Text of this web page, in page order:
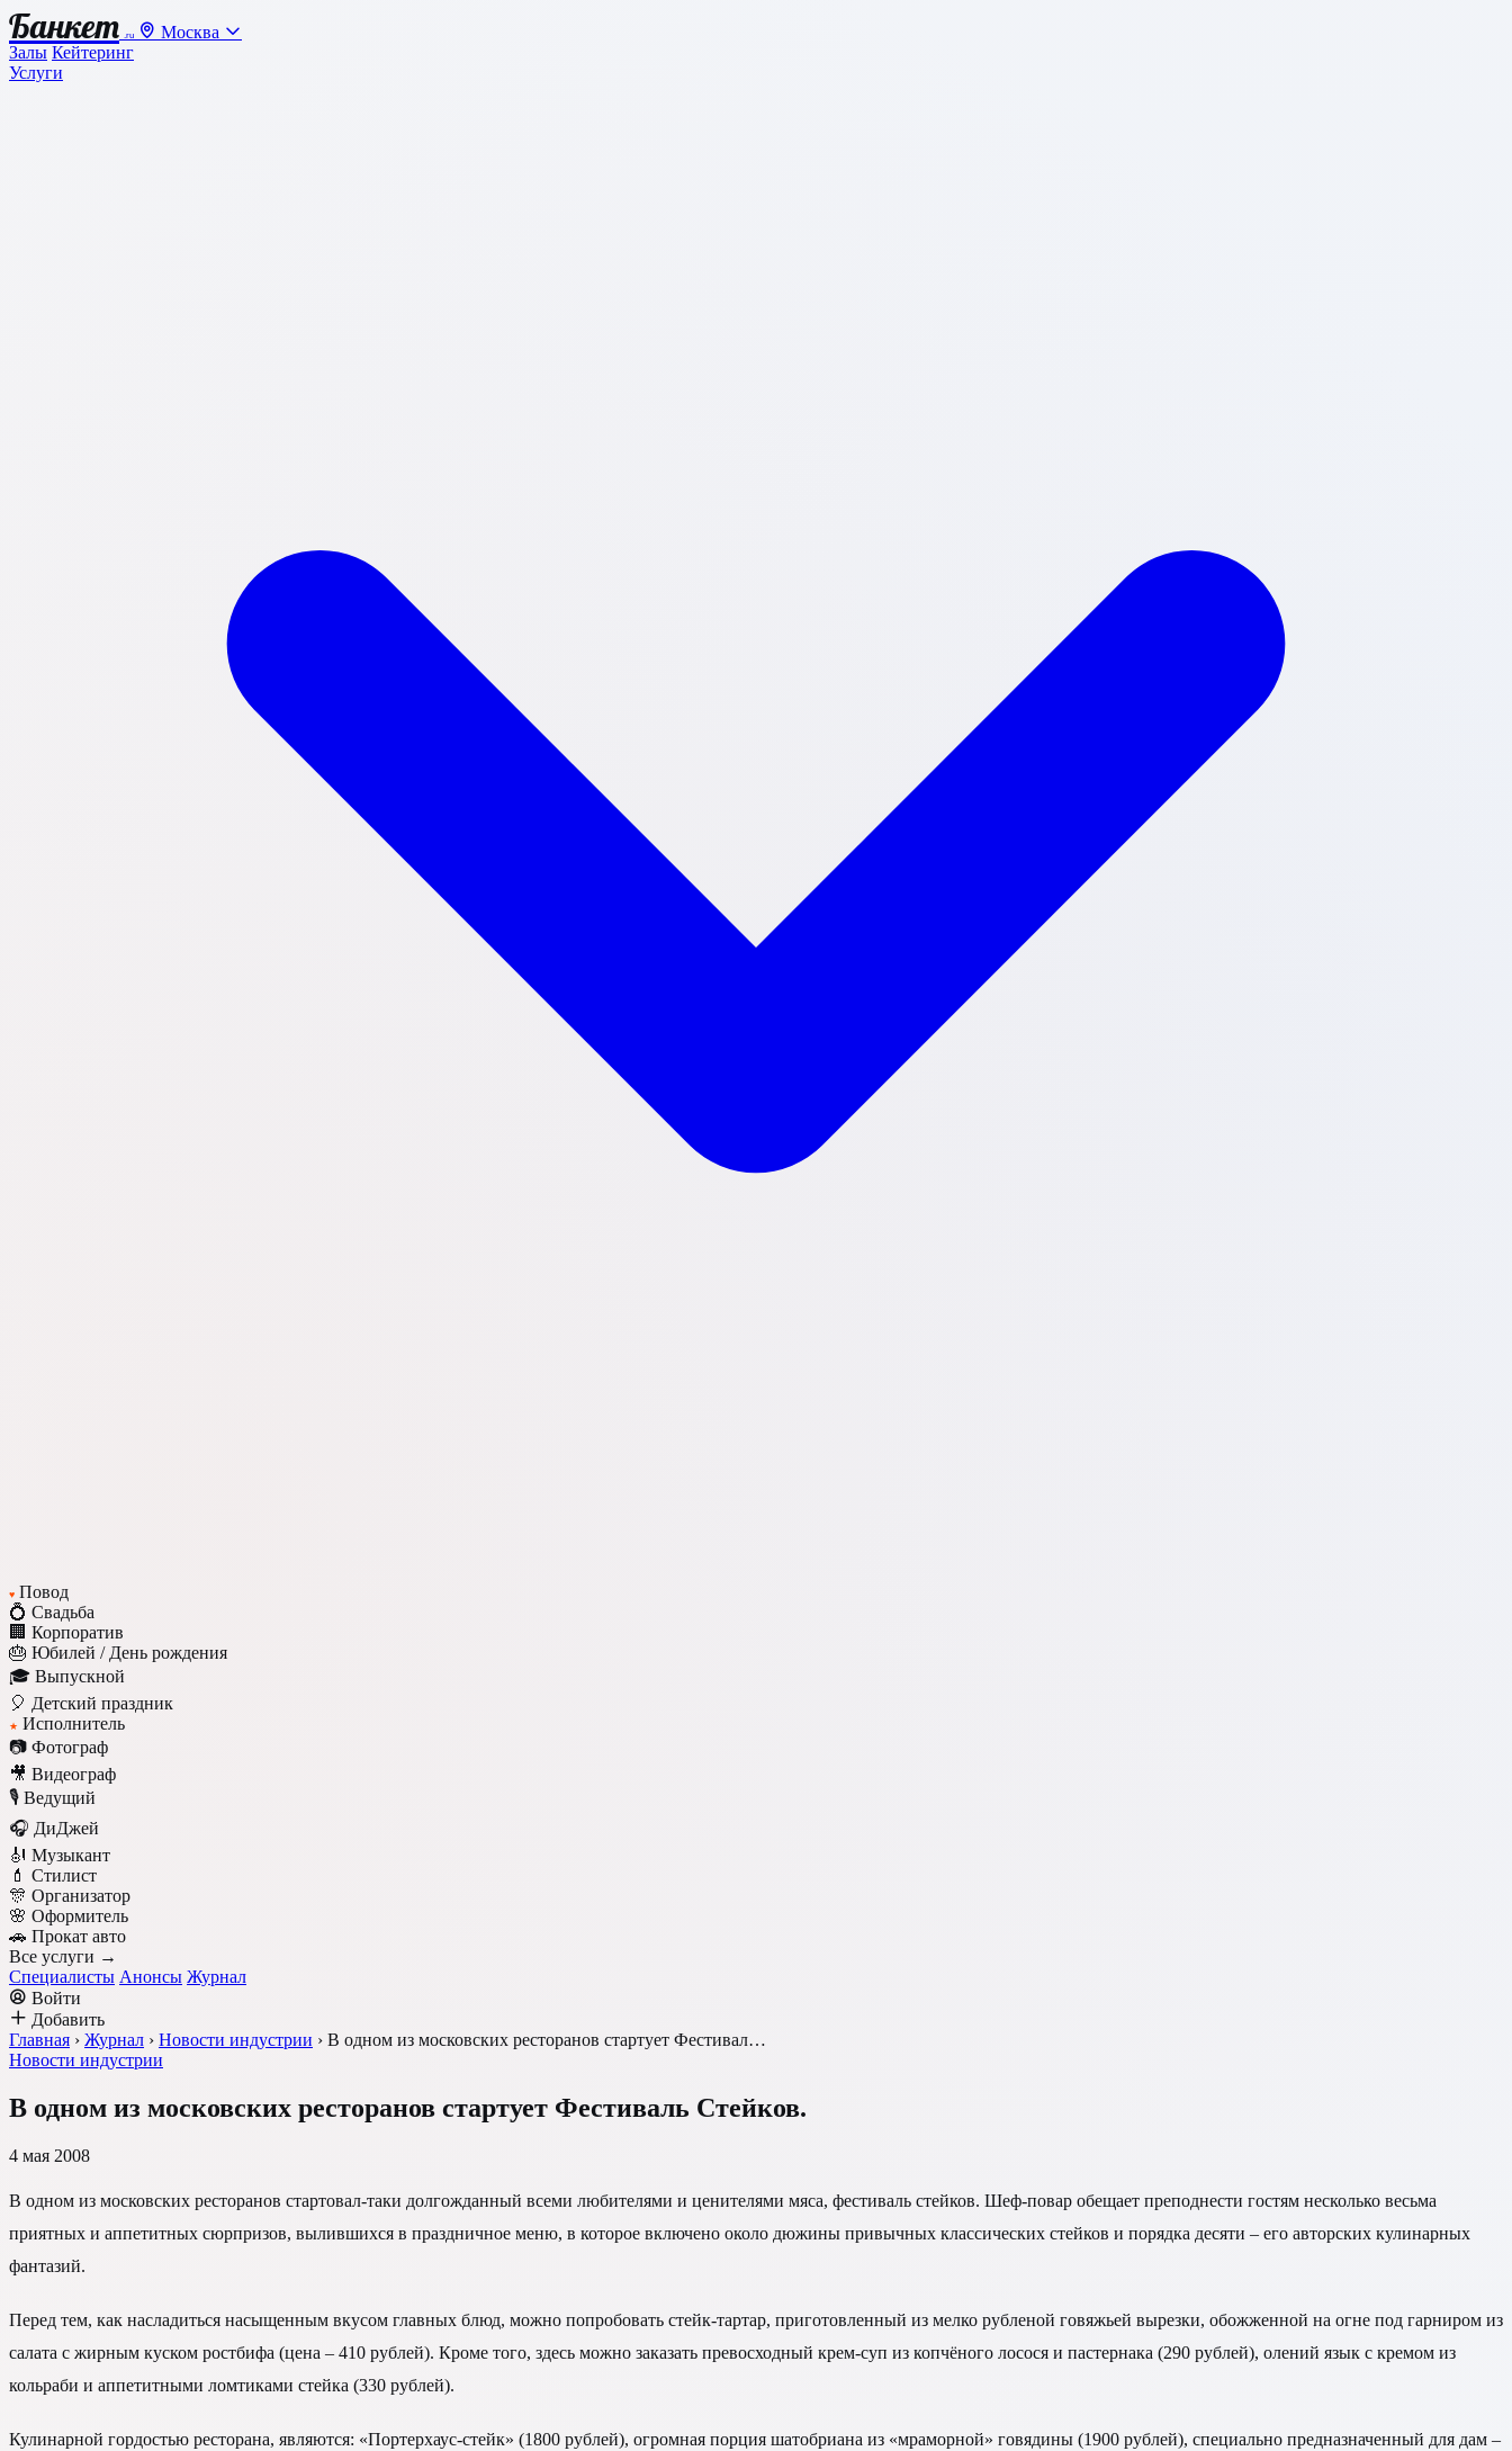
Банкет .ru
Москва
Залы Кейтеринг
Услуги
♥ Повод
💍 Свадьба
🏢 Корпоратив
🎂 Юбилей / День рождения
🎓 Выпускной
🎈 Детский праздник
★ Исполнитель
📷 Фотограф
🎥 Видеограф
🎙️ Ведущий
🎧 ДиДжей
🎻 Музыкант
💄 Стилист
🎊 Организатор
🌸 Оформитель
🚗 Прокат авто
Все услуги →
Специалисты Анонсы Журнал
Войти
Добавить
Главная › Журнал › Новости индустрии › В одном из московских ресторанов стартует Фестивал…
Новости индустрии
В одном из московских ресторанов стартует Фестиваль Стейков.
4 мая 2008
В одном из московских ресторанов стартовал-таки долгожданный всеми любителями и ценителями мяса, фестиваль стейков. Шеф-повар обещает преподнести гостям несколько весьма
приятных и аппетитных сюрпризов, вылившихся в праздничное меню, в которое включено около дюжины привычных классических стейков и порядка десяти – его авторских кулинарных
фантазий.
Перед тем, как насладиться насыщенным вкусом главных блюд, можно попробовать стейк-тартар, приготовленный из мелко рубленой говяжьей вырезки, обожженной на огне под гарниром из
салата с жирным куском ростбифа (цена – 410 рублей). Кроме того, здесь можно заказать превосходный крем-суп из копчёного лосося и пастернака (290 рублей), олений язык с кремом из
кольраби и аппетитными ломтиками стейка (330 рублей).
Кулинарной гордостью ресторана, являются: «Портерхаус-стейк» (1800 рублей), огромная порция шатобриана из «мраморной» говядины (1900 рублей), специально предназначенный для дам –